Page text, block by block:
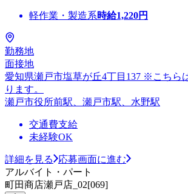
軽作業・製造系時給1,220円
勤務地
面接地
愛知県瀬戸市塩草が丘4丁目137 ※こちら
ります。
瀬戸市役所前駅、瀬戸市駅、水野駅
交通費支給
未経験OK
詳細を見る
応募画面に進む
アルバイト・パート
町田商店瀬戸店_02[069]